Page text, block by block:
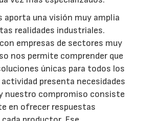
aporta una visión muy amplia
realidades industriales.
empresas de sectores muy
nos permite comprender que
únicas para todos los
actividad presenta necesidades
nuestro compromiso consiste
en ofrecer respuestas